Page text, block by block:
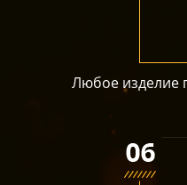
Любое изделие